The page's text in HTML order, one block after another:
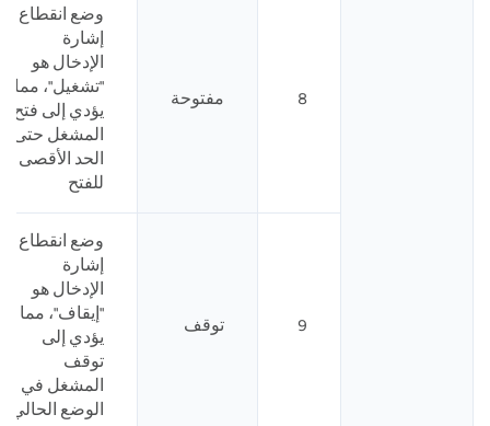
8 مفتوحة
وضع انقطاع
إشارة
الإدخال هو
"تشغيل"، مما
يؤدي إلى فتح
المشغل حتى
الحد الأقصى
للفتح
9 توقف
وضع انقطاع
إشارة
الإدخال هو
"إيقاف"، مما
يؤدي إلى
توقف
المشغل في
الوضع الحالي